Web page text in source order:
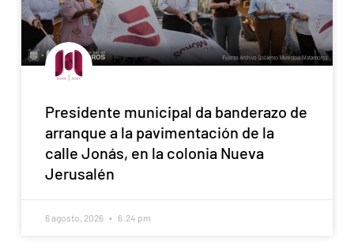
Presidente municipal da banderazo de
arranque a la pavimentación de la
calle Jonás, en la colonia Nueva
Jerusalén
6 agosto, 2026 6:24 pm